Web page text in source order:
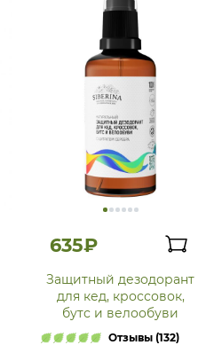
635₽
Защитный дезодорант
для кед, кроссовок,
бутс и велообуви
Отзывы (132)